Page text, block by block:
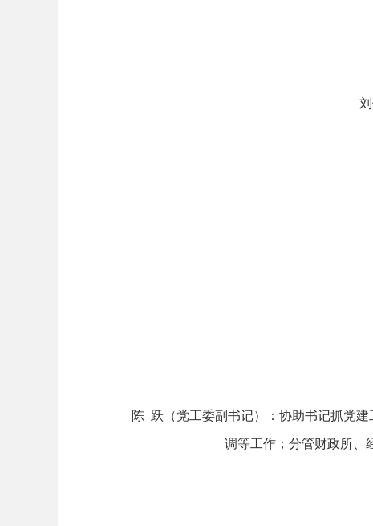
陈 跃（党工委副书记）：协助书记抓党
调等工作；分管财政所、